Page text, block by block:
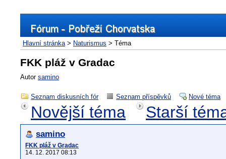
Hlavní stránka> Naturismus > Téma
FKK pláž v Gradac
Autor samino
Seznam diskusních fór Seznam příspěvků Nové téma
Novější téma Starší
samino
FKK pláž v Gradac
14. 12. 2017 08:13